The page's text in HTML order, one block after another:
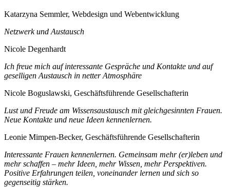
Katarzyna Semmler, Webdesign und Webentwicklung
Netzwerk und Austausch
Nicole Degenhardt
Ich freue mich auf interessante Gespräche und Kontakte und auf
geselligen Austausch in netter Atmosphäre
Nicole Boguslawski, Geschäftsführende Gesellschafterin
Lust und Freude am Wissensaustausch mit gleichgesinnten Frauen.
Neue Kontakte und neue Ideen kennenlernen.
Leonie Mimpen-Becker, Geschäftsführende Gesellschafterin
Interessante Frauen kennenlernen. Gemeinsam mehr (er)leben und
mehr schaffen – mehr Ideen, mehr Wissen, mehr Perspektiven.
Positive Erfahrungen teilen, voneinander lernen und sich so
gegenseitig stärken.